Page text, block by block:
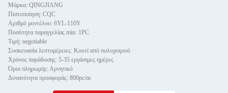
Μάρκα: QINGJIANG
Πιστοποίηση: CQC
Αριθμό μοντέλου: 6YL-110Y
Ποσότητα παραγγελίας min: 1PC
Τιμή: negotiable
Συσκευασία λεπτομέρειες: Κουτί από πολυχοιρινό
Χρόνος παράδοσης: 5-35 εργάσιμες ημέρες
Όροι πληρωμής: Αρνητικό
Δυνατότητα προσφοράς: 800pc/m